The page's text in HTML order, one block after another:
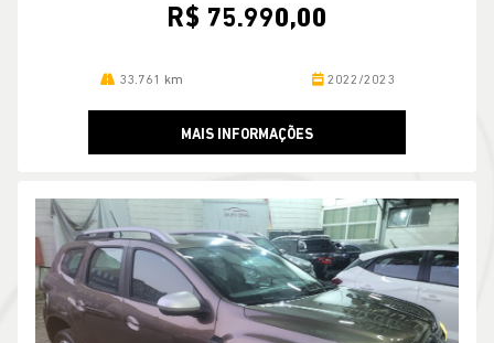
R$ 75.990,00
33.761 km 2022/2023
MAIS INFORMAÇÕES